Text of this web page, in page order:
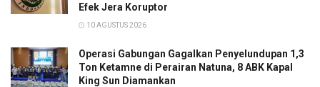
Efek Jera Koruptor
10 AGUSTUS 2026
Operasi Gabungan Gagalkan Penyelundupan 1,3
Ton Ketamne di Perairan Natuna, 8 ABK Kapal
King Sun Diamankan